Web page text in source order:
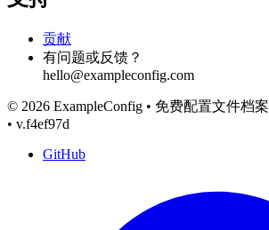
贡献
有问题或反馈？
hello@exampleconfig.com
© 2026 ExampleConfig • 免费配置文件档案
• v.f4ef97d
GitHub